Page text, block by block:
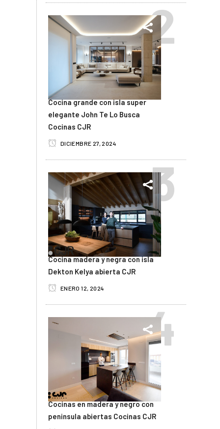
Cocina grande con isla super
elegante John Te Lo Busca
Cocinas CJR
DICIEMBRE 27, 2024
Cocina madera y negra con isla
Dekton Kelya abierta CJR
ENERO 12, 2024
Cocinas en madera y negro con
peninsula abiertas Cocinas CJR